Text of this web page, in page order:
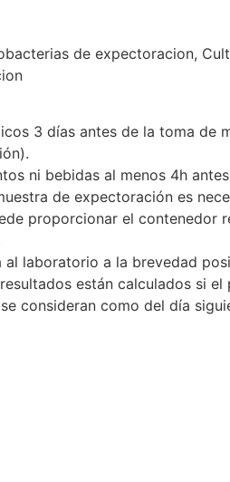
de expectoracion,
3 días antes de la toma de
ni bebidas al menos 4h
de expectoración es
proporcionar el contenedor
al laboratorio a la brevedad
están calculados si
consideran como del día